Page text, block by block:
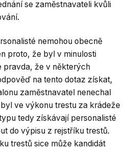
se zaměstnavateli kvůli
nemohou obecně
proto, že byl v minulosti
pravda, že v některých
na tento dotaz získat,
zaměstnavatel nenechal
ve výkonu trestu za krádeže
tedy získávají personalisté
do výpisu z rejstříku trestů.
trestů sice může kandidát